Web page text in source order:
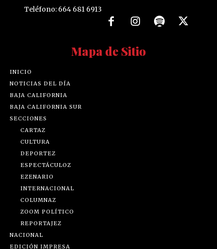
Teléfono: 664 681 6913
Mapa de Sitio
INICIO
NOTICIAS DEL DÍA
BAJA CALIFORNIA
BAJA CALIFORNIA SUR
SECCIONES
CARTAZ
CULTURA
DEPORTEZ
ESPECTÁCULOZ
EZENARIO
INTERNACIONAL
COLUMNAZ
ZOOM POLÍTICO
REPORTAJEZ
NACIONAL
EDICIÓN IMPRESA